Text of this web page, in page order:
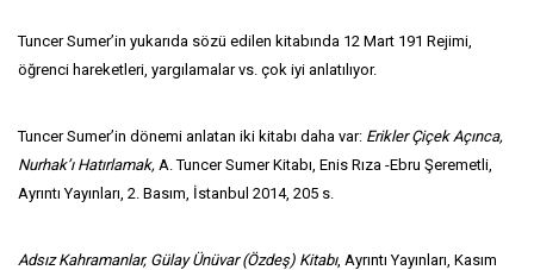
Tuncer Sumer’in yukarıda sözü edilen kitabında 12 Mart 191 Rejimi,
öğrenci hareketleri, yargılamalar vs. çok iyi anlatılıyor.
Tuncer Sumer’in dönemi anlatan iki kitabı daha var: Erikler Çiçek Açınca,
Nurhak’ı Hatırlamak, A. Tuncer Sumer Kitabı, Enis Rıza -Ebru Şeremetli,
Ayrıntı Yayınları, 2. Basım, İstanbul 2014, 205 s.
Adsız Kahramanlar, Gülay Ünüvar (Özdeş) Kitabı, Ayrıntı Yayınları, Kasım